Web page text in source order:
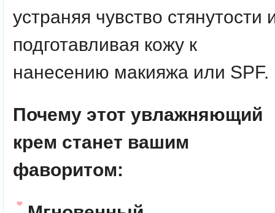
устраняя чувство стянутости
подготавливая кожу к
нанесению макияжа или SPF.
Почему этот увлажняющий
крем станет вашим
фаворитом: